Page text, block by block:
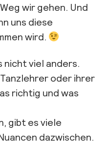
wir gehen. Und
uns diese
wird.
nicht viel anders.
oder ihrer
richtig und was
gibt es viele
dazwischen.